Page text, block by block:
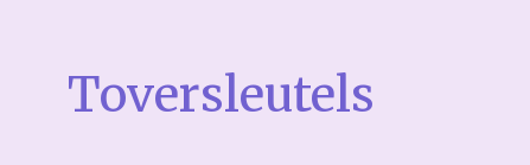
Toversleutels